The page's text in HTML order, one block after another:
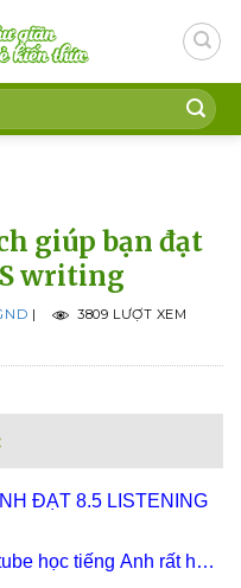
giúp bạn đạt
writing
| 3809 LƯỢT XEM
ĐẠT 8.5 LISTENING
học tiếng Anh rất hay